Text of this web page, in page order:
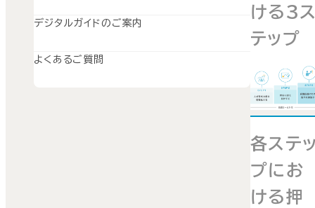
デジタルガイドのご案内
よくあるご質問
ける3
テップ
各ステ
プにお
ける押